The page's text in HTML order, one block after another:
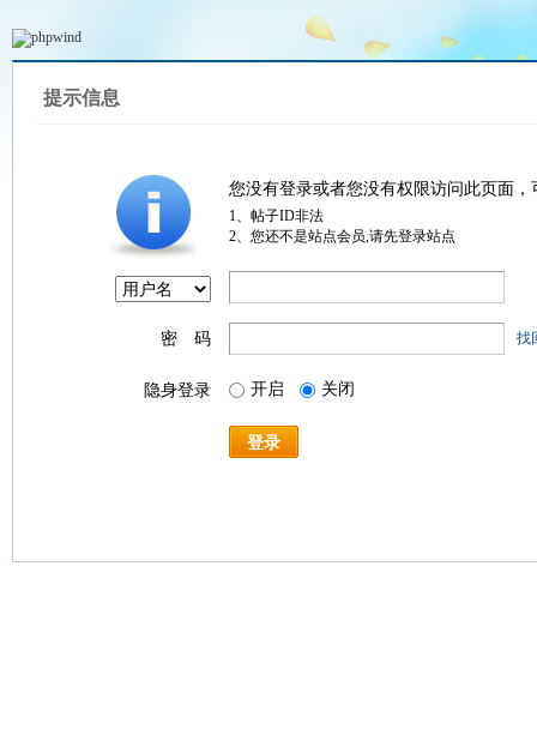
提示信息
您没有登录或者您没有权限访问此页面
1、帖子ID非法
2、您还不是站点会员,请先登录站点
密 码 找
隐身登录 开启 关闭
登录